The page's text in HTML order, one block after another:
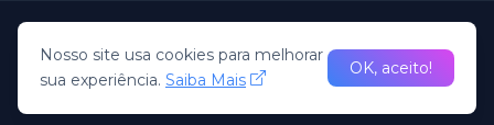
© 2026 -O Universo da TV • All Rights Reserved
HomeSobre nósPolítica de PrivacidadeContato
Nosso site usa cookies para melhorar
sua experiência. Saiba Mais
OK, aceito!